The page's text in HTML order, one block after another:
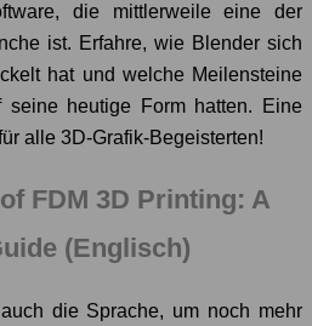
die mittlerweile eine der
ist. Erfahre, wie Blender sich
hat und welche Meilensteine
heutige Form hatten. Eine
alle 3D-Grafik-Begeisterten!
FDM 3D Printing: A
(Englisch)
die Sprache, um noch mehr